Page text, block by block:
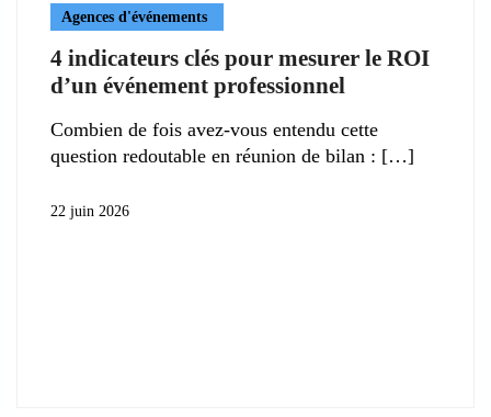
Agences d'événements
4 indicateurs clés pour mesurer le ROI
d’un événement professionnel
Combien de fois avez-vous entendu cette
question redoutable en réunion de bilan :
22 juin 2026